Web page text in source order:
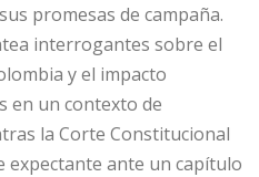
promesas de campaña.
interrogantes sobre el
y el impacto
en un contexto de
la Corte Constitucional
expectante ante un capítulo